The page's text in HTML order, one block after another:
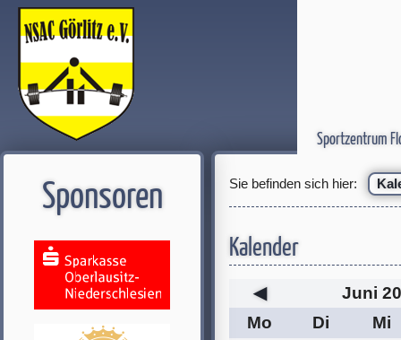
Sportzentrum
Sie befinden sich hier:
Kalender
◀
Juni
Mo
Di Mi
Sponsoren